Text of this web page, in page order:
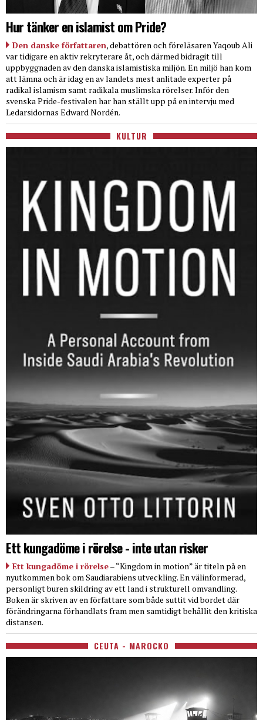
Hur tänker en islamist om Pride?
Den danske författaren, debattören och föreläsaren Yaqoub Ali
var tidigare en aktiv rekryterare åt, och därmed bidragit till
uppbyggnaden av den danska islamistiska miljön. En miljö han kom
att lämna och är idag en av landets mest anlitade experter på
radikal islamism samt radikala muslimska rörelser. Inför den
svenska Pride-festivalen har han ställt upp på en intervju med
Ledarsidornas Edward Nordén.
KULTUR
Ett kungadöme i rörelse - inte utan risker
Ett kungadöme i rörelse– “Kingdom in motion” är titeln på en
nyutkommen bok om Saudiarabiens utveckling. En välinformerad,
personligt buren skildring av ett land i strukturell omvandling.
Boken är skriven av en författare som både suttit vid bordet där
förändringarna förhandlats fram men samtidigt behållit den kritiska
distansen.
CEUTA - MAROCKO